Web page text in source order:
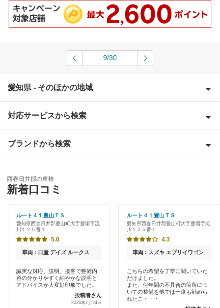
9/30
愛知県 - そのほかの地域
愛西市
海部郡
あま市
安城市
一宮市
稲沢市
犬山市
岩倉市
対応サービスから検索
Award 受賞店
特典あり
新車初回割りあり
土日祝OK
ブランドから検索
「車検の速太郎」
アップル車検
オートバックス
JOYCAL（ジョイカル）
出光リテール車検
西春日井郡の車検
新着口コミ
ルート４１豊山ＴＳ
愛知県西春日井郡豊山町大字豊場字流
川１２５番１
5.0
車両 : 日産 デイズ ルークス
誠実な対応、説明、接客で整備内
容の分かりやすく細やかな説明と
アドバイスが大変好印象でした。
投稿者さん
2026年7月24日
ルート４１豊山ＴＳ
愛知県西春日井郡豊山町大字豊場字流
川１２５番１
4.3
車両 : スズキ エブリイワゴン
こちらの希望を丁寧に聞いていた
だけました。
また、何年間の不具合の箇所につ
いての整備を他では一度も勧めら
れたこ・・・